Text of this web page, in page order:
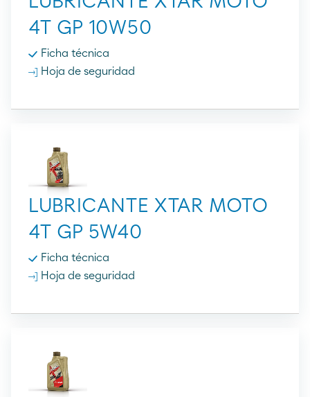
4T GP 10W50
Ficha técnica
Hoja de seguridad
LUBRICANTE XTAR MOTO
4T GP 5W40
Ficha técnica
Hoja de seguridad